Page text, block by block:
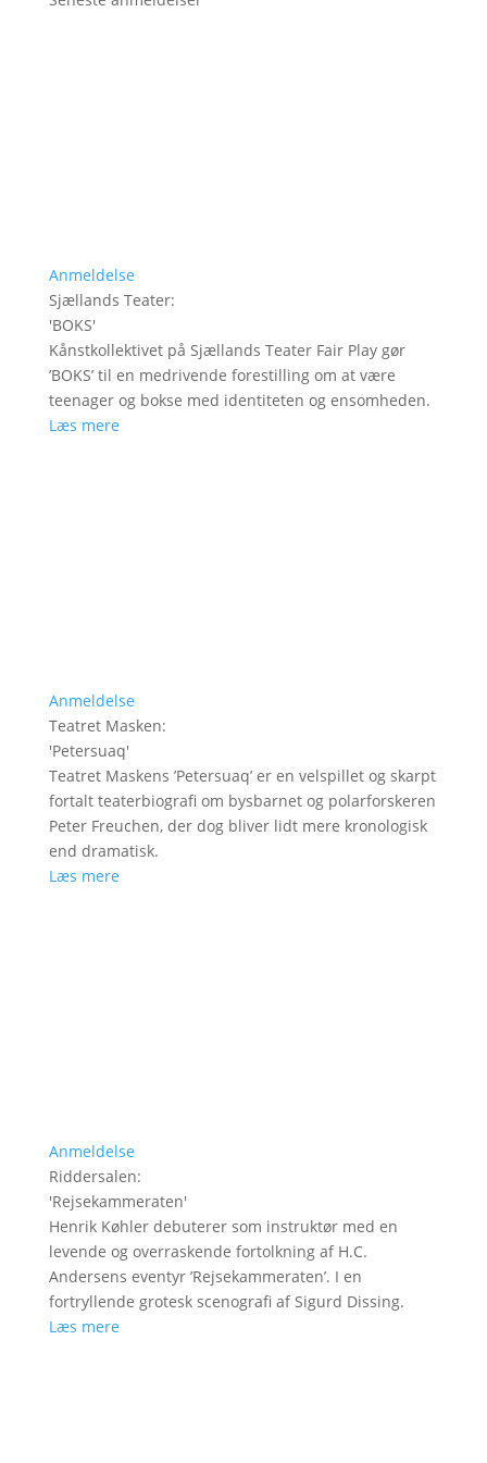
Anmeldelse
Sjællands Teater:
'BOKS'
Kånstkollektivet på Sjællands Teater Fair Play gør
’BOKS’ til en medrivende forestilling om at være
teenager og bokse med identiteten og ensomheden.
Læs mere
Anmeldelse
Teatret Masken:
'Petersuaq'
Teatret Maskens ’Petersuaq’ er en velspillet og skarpt
fortalt teaterbiografi om bysbarnet og polarforskeren
Peter Freuchen, der dog bliver lidt mere kronologisk
end dramatisk.
Læs mere
Anmeldelse
Riddersalen:
'Rejsekammeraten'
Henrik Køhler debuterer som instruktør med en
levende og overraskende fortolkning af H.C.
Andersens eventyr ’Rejsekammeraten’. I en
fortryllende grotesk scenografi af Sigurd Dissing.
Læs mere